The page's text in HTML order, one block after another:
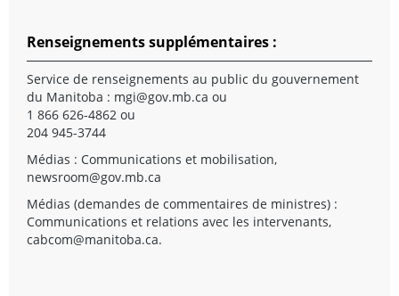
Renseignements supplémentaires :
Service de renseignements au public du gouvernement
du Manitoba : mgi@gov.mb.ca ou
1 866 626-4862 ou
204 945-3744
Médias : Communications et mobilisation,
newsroom@gov.mb.ca
Médias (demandes de commentaires de ministres) :
Communications et relations avec les intervenants,
cabcom@manitoba.ca.